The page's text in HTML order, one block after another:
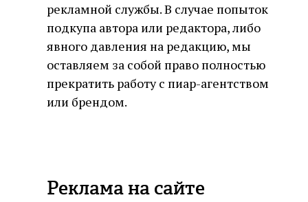
рекламной службы. В случае попыток
подкупа автора или редактора, либо
явного давления на редакцию, мы
оставляем за собой право полностью
прекратить работу с пиар-агентством
или брендом.
Реклама на сайте